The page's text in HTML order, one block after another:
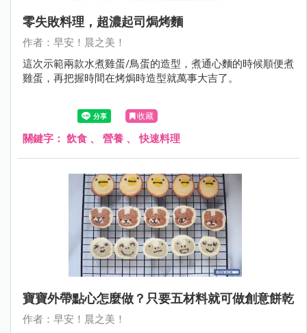
零失敗料理，超濃起司焗烤麵
作者：早安！晨之美！
這次示範兩款水煮雞蛋/鳥蛋的造型，煮通心麵的時候順便煮
雞蛋，再把握時間在烤焗時造型就萬事大吉了。
收藏
關鍵字： 飲食 、 營養 、快速料理
寶寶外帶點心怎麼做？只要五材料就可做創意餅乾
作者：早安！晨之美！